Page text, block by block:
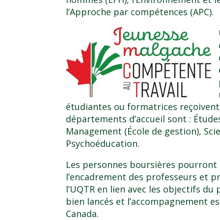
l’Approche par compétences (APC).
étudiantes ou formatrices
départements d’accueil sont :
Management (École de gestion),
Psychoéducation.
Les personnes boursières pourront
l’encadrement des professeurs et
l’UQTR en lien avec les objectifs
bien lancés et l’accompagnement
Canada.